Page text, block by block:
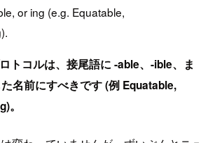
or ing (e.g. Equatable,
トコルは、接尾語に -able、-ible、ま
名前にすべきです (例 Equatable,
。